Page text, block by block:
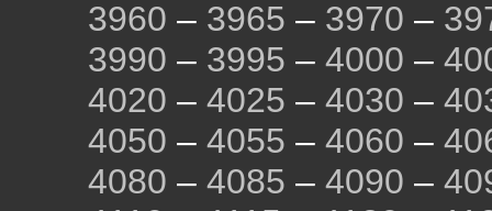
3960 – 3965 – 3970 –
3990 – 3995 – 4000 –
4020 – 4025 – 4030 –
4050 – 4055 – 4060 –
4080 – 4085 – 4090 –